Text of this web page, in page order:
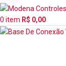
0 item R$ 0,00